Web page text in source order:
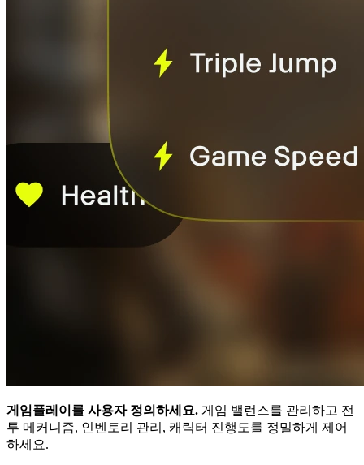
게임플레이를 사용자 정의하세요. 게임 밸런스를 관리하고 전
투 메커니즘, 인벤토리 관리, 캐릭터 진행도를 정밀하게 제어
하세요.